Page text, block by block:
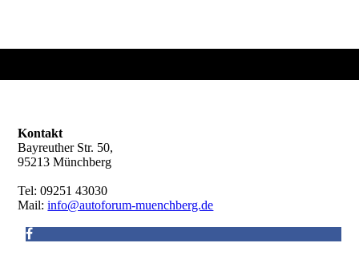
Kontakt
Bayreuther Str. 50,
95213 Münchberg
Tel: 09251 43030
Mail:info@autoforum-muenchberg.de